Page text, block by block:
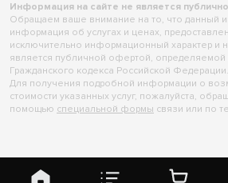
Информация на сайте не является
Обращаем ваше внимание на то, что данный
информация об услугах и ценах,
исключительно информационный характер и
является публичной офертой,
Гражданского кодекса Российской Федерации.
Для получения подробной информации о
стоимости указанных услуг, пожалуйста,
помощью специальной формы связи или по